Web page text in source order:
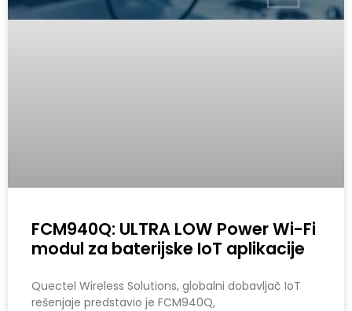
FCM940Q: ULTRA LOW Power Wi-Fi
modul za baterijske IoT aplikacije
Quectel Wireless Solutions, globalni dobavljač IoT
rešenjaje predstavio je FCM940Q,